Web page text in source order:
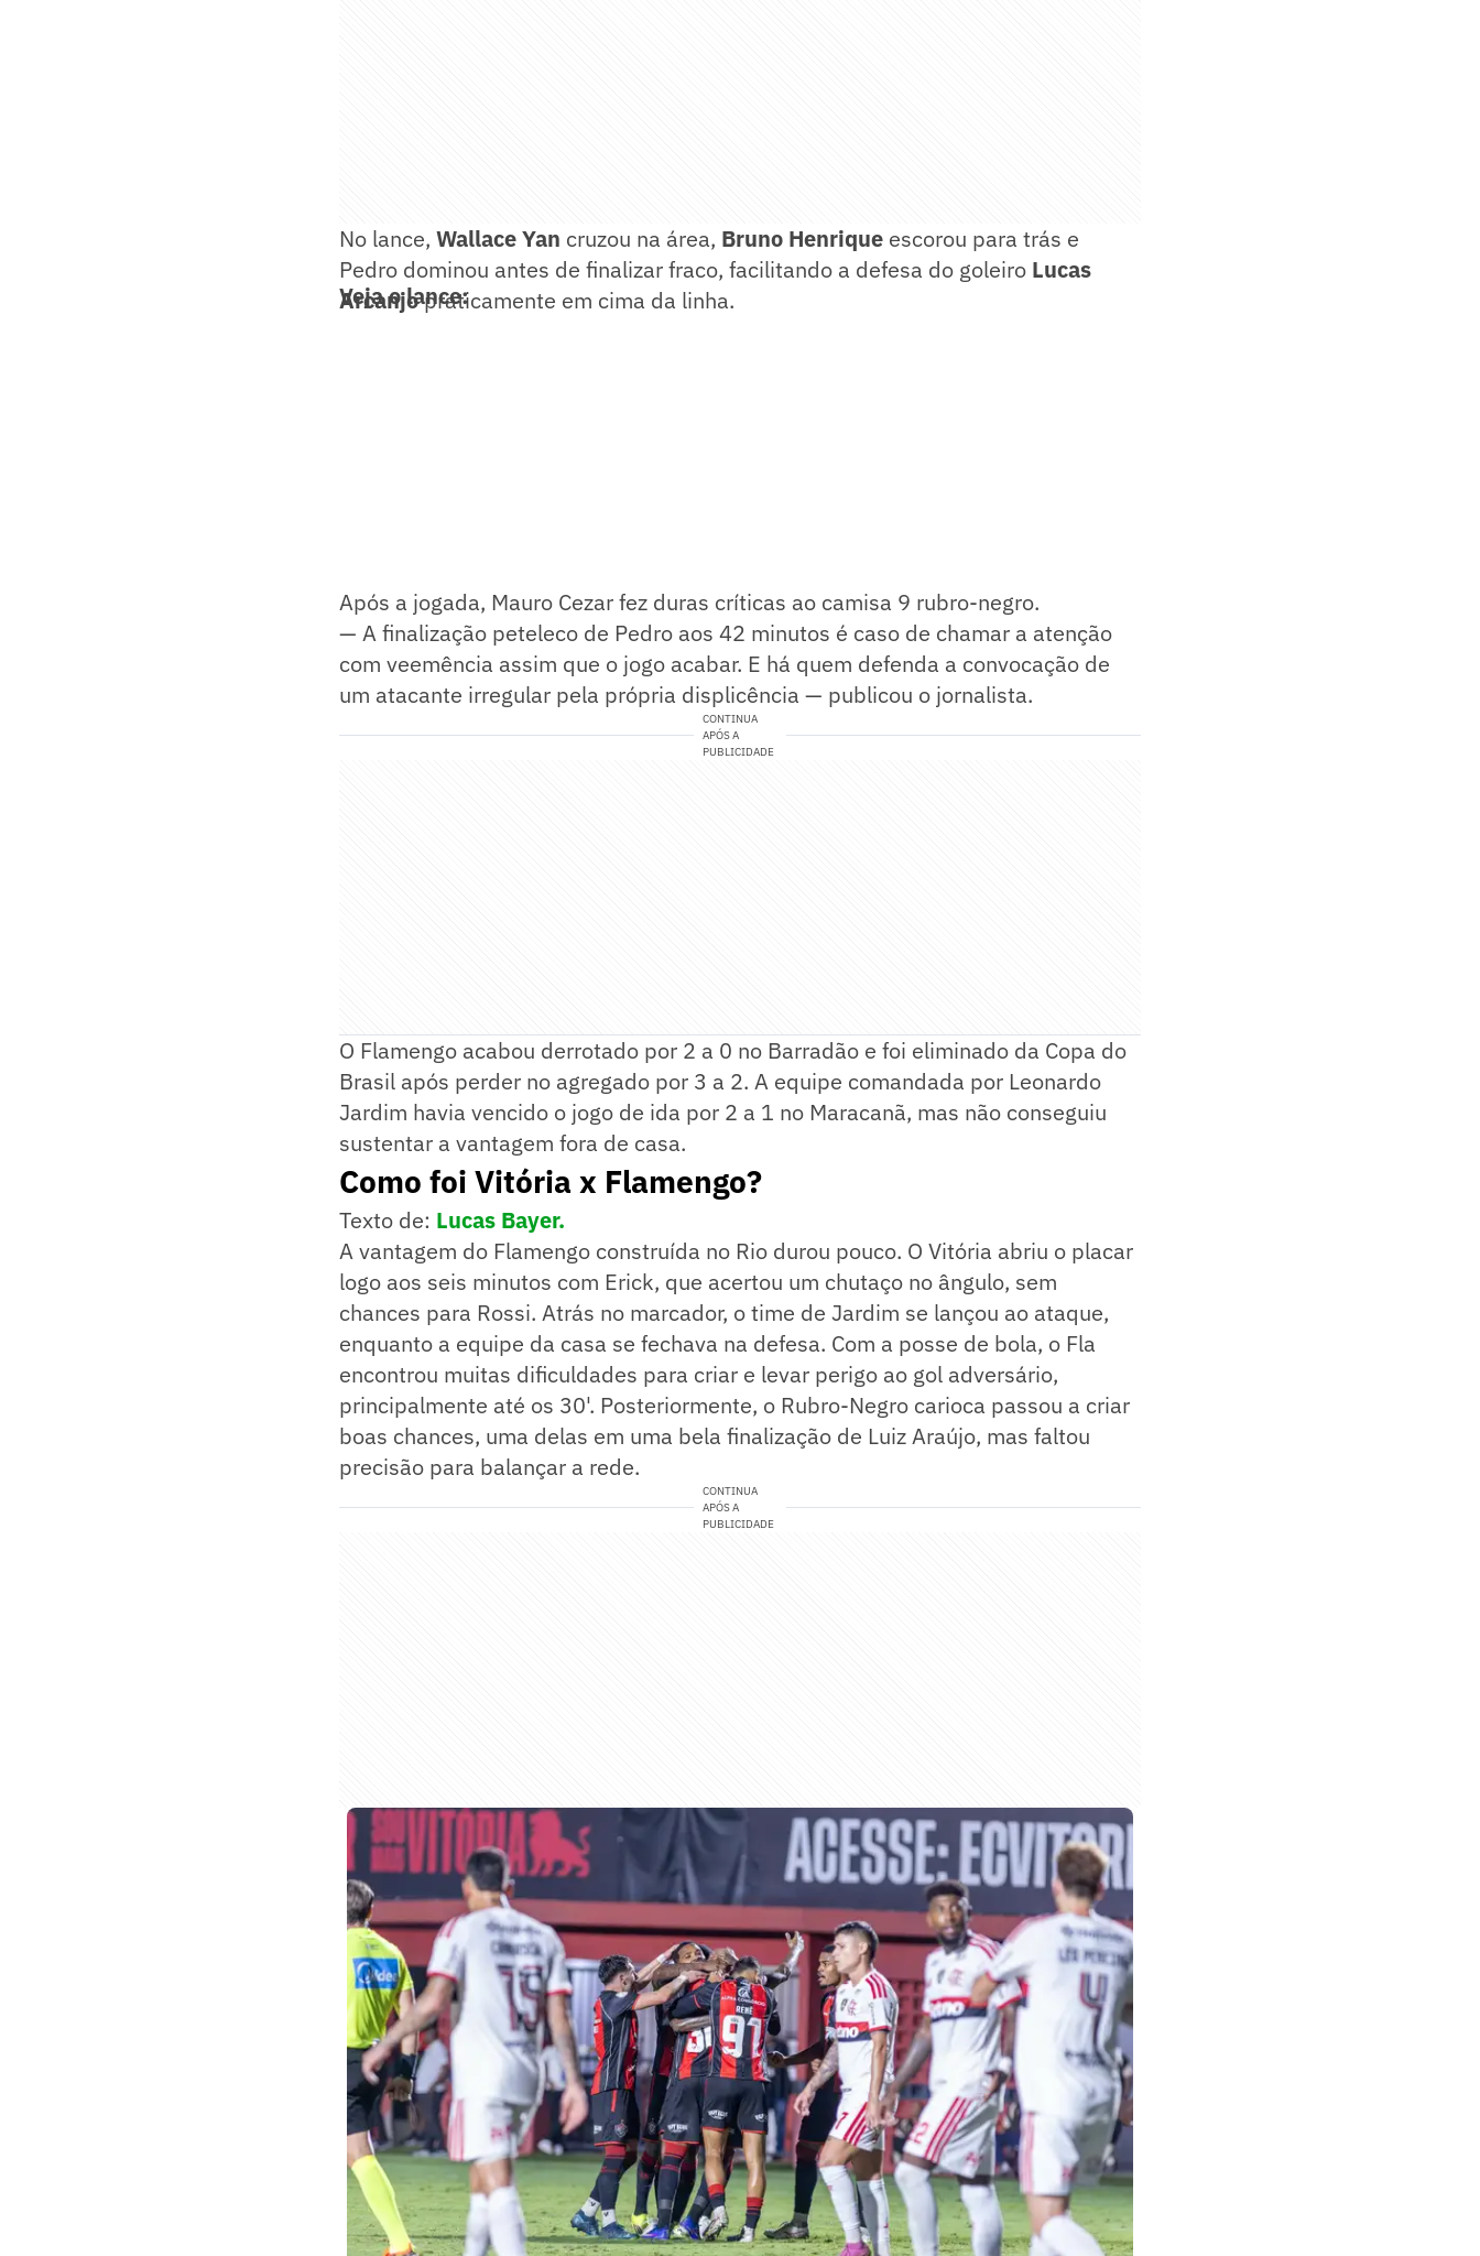
No lance, Wallace Yan cruzou na área, Bruno Henrique escorou para trás e
Pedro dominou antes de finalizar fraco, facilitando a defesa do goleiro Lucas
Arcanjopraticamente em cima da linha.
Veja o lance:
Após a jogada, Mauro Cezar fez duras críticas ao camisa 9 rubro-negro.
— A finalização peteleco de Pedro aos 42 minutos é caso de chamar a atenção
com veemência assim que o jogo acabar. E há quem defenda a convocação de
um atacante irregular pela própria displicência — publicou o jornalista.
CONTINUA
APÓS A
PUBLICIDADE
O Flamengo acabou derrotado por 2 a 0 no Barradão e foi eliminado da Copa do
Brasil após perder no agregado por 3 a 2. A equipe comandada por Leonardo
Jardim havia vencido o jogo de ida por 2 a 1 no Maracanã, mas não conseguiu
sustentar a vantagem fora de casa.
Como foi Vitória x Flamengo?
Texto de: Lucas Bayer.
A vantagem do Flamengo construída no Rio durou pouco. O Vitória abriu o placar
logo aos seis minutos com Erick, que acertou um chutaço no ângulo, sem
chances para Rossi. Atrás no marcador, o time de Jardim se lançou ao ataque,
enquanto a equipe da casa se fechava na defesa. Com a posse de bola, o Fla
encontrou muitas dificuldades para criar e levar perigo ao gol adversário,
principalmente até os 30'. Posteriormente, o Rubro-Negro carioca passou a criar
boas chances, uma delas em uma bela finalização de Luiz Araújo, mas faltou
precisão para balançar a rede.
CONTINUA
APÓS A
PUBLICIDADE